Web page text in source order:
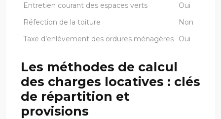
Entretien courant des espaces verts
Oui
Réfection de la toiture
Non
Taxe d’enlèvement des ordures ménagères
Oui
Les méthodes de calcul
des charges locatives : clés
de répartition et
provisions